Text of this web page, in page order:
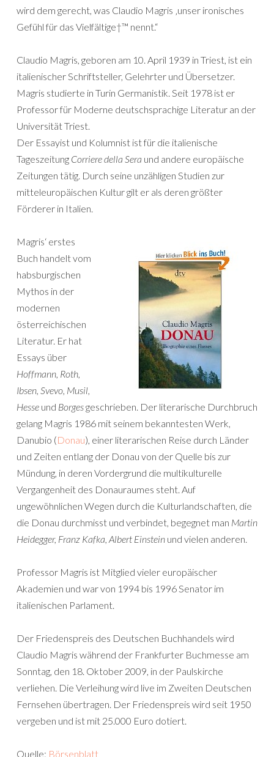
wird dem gerecht, was Claudio Magris ‚unser ironisches
Gefühl für das Vielfältige†™ nennt.“
Claudio Magris, geboren am 10. April 1939 in Triest, ist ein
italienischer Schriftsteller, Gelehrter und Übersetzer.
Magris studierte in Turin Germanistik. Seit 1978 ist er
Professor für Moderne deutschsprachige Literatur an der
Universität Triest.
Der Essayist und Kolumnist ist für die italienische
Tageszeitung Corriere della Sera und andere europäische
Zeitungen tätig. Durch seine unzähligen Studien zur
mitteleuropäischen Kultur gilt er als deren größter
Förderer in Italien.
Magris‘ erstes
Buch handelt vom
habsburgischen
Mythos in der
modernen
österreichischen
Literatur. Er hat
Essays über
Hoffmann, Roth,
Ibsen, Svevo, Musil,
Hesse und Borgesgeschrieben. Der literarische Durchbruch
gelang Magris 1986 mit seinem bekanntesten Werk,
Danubio (Donau), einer literarischen Reise durch Länder
und Zeiten entlang der Donau von der Quelle bis zur
Mündung, in deren Vordergrund die multikulturelle
Vergangenheit des Donauraumes steht. Auf
ungewöhnlichen Wegen durch die Kulturlandschaften, die
die Donau durchmisst und verbindet, begegnet man Martin
Heidegger, Franz Kafka, Albert Einstein und vielen anderen.
Professor Magris ist Mitglied vieler europäischer
Akademien und war von 1994 bis 1996 Senator im
italienischen Parlament.
Der Friedenspreis des Deutschen Buchhandels wird
Claudio Magris während der Frankfurter Buchmesse am
Sonntag, den 18. Oktober 2009, in der Paulskirche
verliehen. Die Verleihung wird live im Zweiten Deutschen
Fernsehen übertragen. Der Friedenspreis wird seit 1950
vergeben und ist mit 25.000 Euro dotiert.
Quelle: Börsenblatt